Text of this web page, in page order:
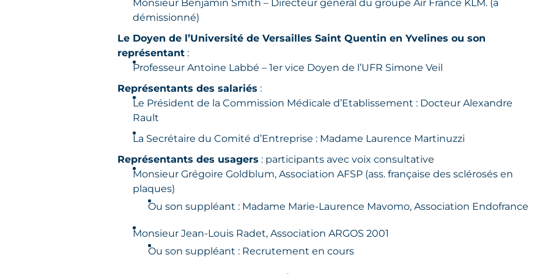
Monsieur Benjamin Smith – Directeur général du groupe Air France KLM. (a
démissionné)
Le Doyen de l’Université de Versailles Saint Quentin en Yvelines ou son
représentant :
Professeur Antoine Labbé – 1er vice Doyen de l’UFR Simone Veil
Représentants des salariés :
Le Président de la Commission Médicale d’Etablissement : Docteur Alexandre
Rault
La Secrétaire du Comité d’Entreprise : Madame Laurence Martinuzzi
Représentants des usagers : participants avec voix consultative
Monsieur Grégoire Goldblum, Association AFSP (ass. française des sclérosés en
plaques)
Ou son suppléant : Madame Marie-Laurence Mavomo, Association Endofrance
Monsieur Jean-Louis Radet, Association ARGOS 2001
Ou son suppléant : Recrutement en cours